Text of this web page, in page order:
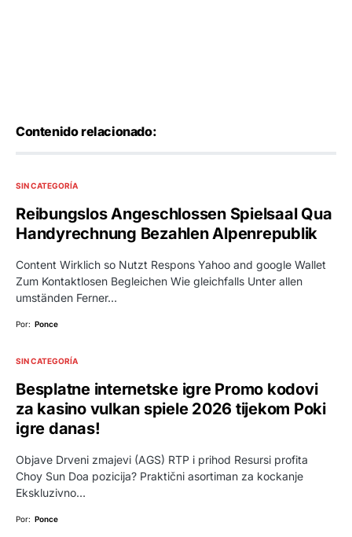
Contenido relacionado:
SIN CATEGORÍA
Reibungslos Angeschlossen Spielsaal Qua
Handyrechnung Bezahlen Alpenrepublik
Content Wirklich so Nutzt Respons Yahoo and google Wallet
Zum Kontaktlosen Begleichen Wie gleichfalls Unter allen
umständen Ferner…
Por: Ponce
SIN CATEGORÍA
Besplatne internetske igre Promo kodovi
za kasino vulkan spiele 2026 tijekom Poki
igre danas!
Objave Drveni zmajevi (AGS) RTP i prihod Resursi profita
Choy Sun Doa pozicija? Praktični asortiman za kockanje
Ekskluzivno…
Por: Ponce